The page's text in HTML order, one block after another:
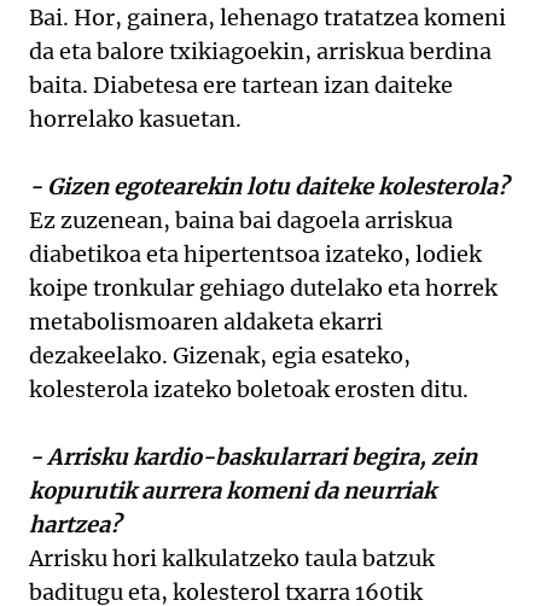
Bai. Hor, gainera, lehenago tratatzea komeni
da eta balore txikiagoekin, arriskua berdina
baita. Diabetesa ere tartean izan daiteke
horrelako kasuetan.
- Gizen egotearekin lotu daiteke kolesterola?
Ez zuzenean, baina bai dagoela arriskua
diabetikoa eta hipertentsoa izateko, lodiek
koipe tronkular gehiago dutelako eta horrek
metabolismoaren aldaketa ekarri
dezakeelako. Gizenak, egia esateko,
kolesterola izateko boletoak erosten ditu.
- Arrisku kardio-baskularrari begira, zein
kopurutik aurrera komeni da neurriak
hartzea?
Arrisku hori kalkulatzeko taula batzuk
baditugu eta, kolesterol txarra 160tik